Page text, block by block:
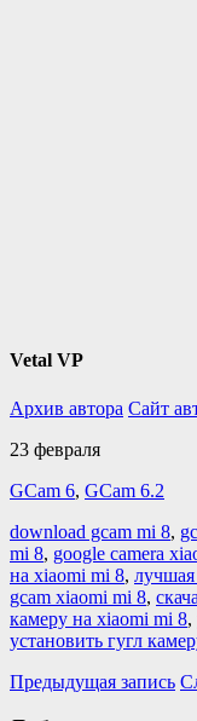
Vetal VP
Архив автора Сайт
23 февраля
GCam 6, GCam 6.2
download gcam mi 8,
mi 8, google camera
на xiaomi mi 8, лучшая
gcam xiaomi mi 8,
камеру на xiaomi mi 8,
установить гугл
Предыдущая запись